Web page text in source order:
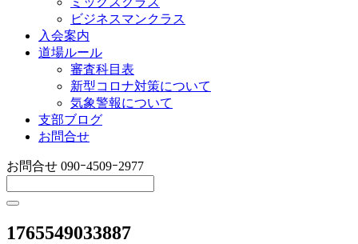
ビジネスマンクラス
入会案内
道場ルール
審査科目表
新型コロナ対策について
気象警報について
支部ブログ
お問合せ
お問合せ 090ｰ4509ｰ2977
1765549033887